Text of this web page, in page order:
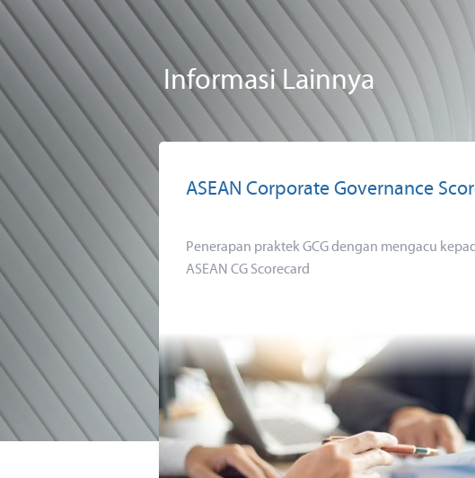
Informasi Lainnya
ASEAN Corporate Governance
Penerapan praktek GCG dengan mengacu
ASEAN CG Scorecard